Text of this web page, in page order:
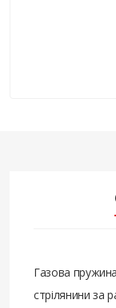
Газова
стрілянини за